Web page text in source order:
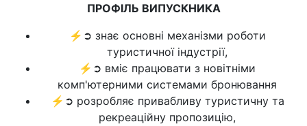
ПРОФІЛЬ ВИПУСКНИКА
⚡➲ знає основні механізми роботи
туристичної індустрії,
⚡➲ вміє працювати з новітніми
комп'ютерними системами бронювання
⚡➲ розробляє привабливу туристичну та
рекреаційну пропозицію,